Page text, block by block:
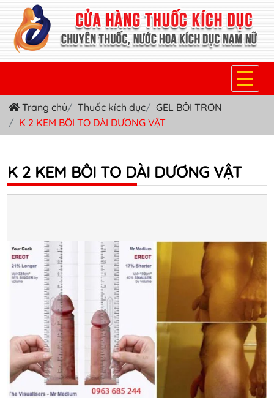
TRANG CHỦ
THUỐC KÍCH DỤC NỮ
THUỐC NƯỚC KÍCH DỤC NAM
THUỐC VIÊN KÍCH DỤC NAM
TIN TỨC & BLOG
Trang chủ Thuốc kích dục
GEL BÔI TRƠN
K 2 KEM BÔI TO DÀI DƯƠNG VẬT
K 2 KEM BÔI TO DÀI DƯƠNG VẬT